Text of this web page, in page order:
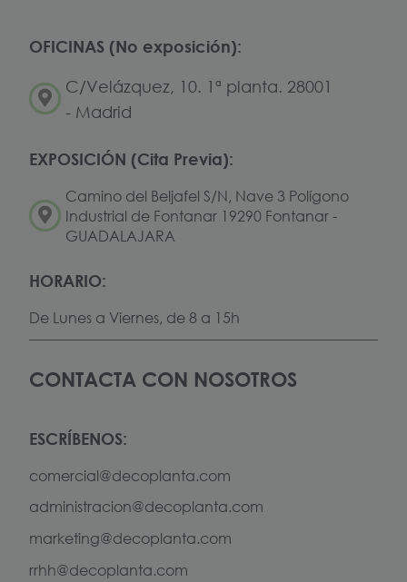
OFICINAS (No exposición):
C/Velázquez, 10. 1ª planta. 28001
- Madrid
EXPOSICIÓN (Cita Previa):
Camino del Beljafel S/N, Nave 3 Polígono
Industrial de Fontanar 19290 Fontanar -
GUADALAJARA
HORARIO:
De Lunes a Viernes, de 8 a 15h
CONTACTA CON NOSOTROS
ESCRÍBENOS:
comercial@decoplanta.com
administracion@decoplanta.com
marketing@decoplanta.com
rrhh@decoplanta.com